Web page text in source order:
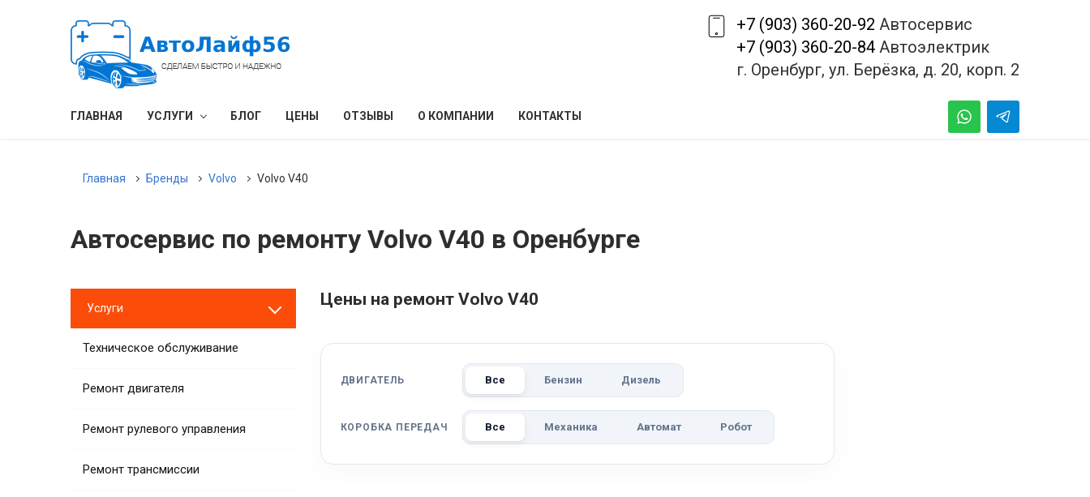
+7 (903) 360-20-92 Автосервис
+7 (903) 360-20-84 Автоэлектрик
г. Оренбург, ул. Берёзка, д. 20, корп. 2
ГЛАВНАЯ УСЛУГИ БЛОГ ЦЕНЫ ОТЗЫВЫ О КОМПАНИИ КОНТАКТЫ
Главная Бренды Volvo Volvo V40
Автосервис по ремонту Volvo V40 в Оренбурге
Услуги
Техническое обслуживание
Ремонт двигателя
Ремонт рулевого управления
Ремонт трансмиссии
Цены на ремонт Volvo V40
ДВИГАТЕЛЬ Все Бензин Дизель
КОРОБКА ПЕРЕДАЧ Все Механика Автомат Робот